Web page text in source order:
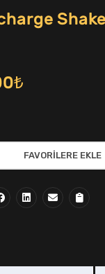
₺
fiyat:
949,00₺.
FAVORILERE EKLE